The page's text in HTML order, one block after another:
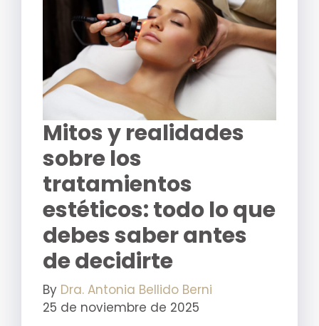
Mitos y realidades
sobre los
tratamientos
estéticos: todo lo que
debes saber antes
de decidirte
By Dra. Antonia Bellido Berni
25 de noviembre de 2025